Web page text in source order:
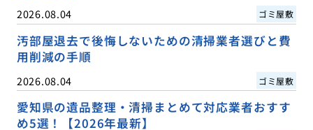
2026.08.04 ゴミ屋敷
汚部屋退去で後悔しないための清掃業者選びと費
用削減の手順
2026.08.04 ゴミ屋敷
愛知県の遺品整理・清掃まとめて対応業者おすす
め5選！【2026年最新】